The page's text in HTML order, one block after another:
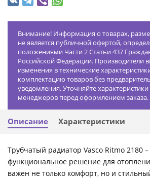
Внимание! Информация о товарах,
не является публичной офертой,
положениями Части 2 Статьи 437
Российской Федерации. Производители
изменения в технические
комплектацию товаров без
уведомления. Уточняйте
менеджеров перед оформлением заказа.
Описание Характеристики
Трубчатый радиатор Vasco Ritmo 2180 –
функциональное решение для
важен не только комфорт, но и